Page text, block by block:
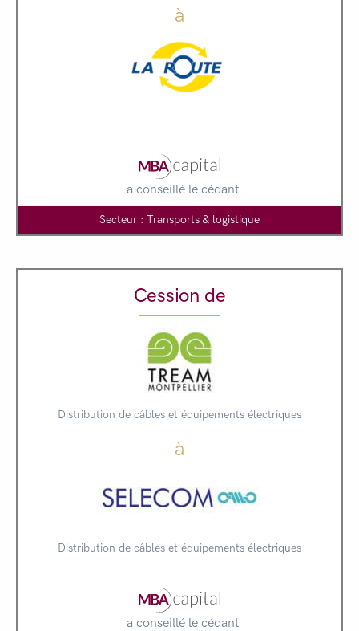
à
a conseillé le cédant
Secteur : Transports & logistique
Cession de
Distribution de câbles et équipements électriques
à
Distribution de câbles et équipements électriques
a conseillé le cédant